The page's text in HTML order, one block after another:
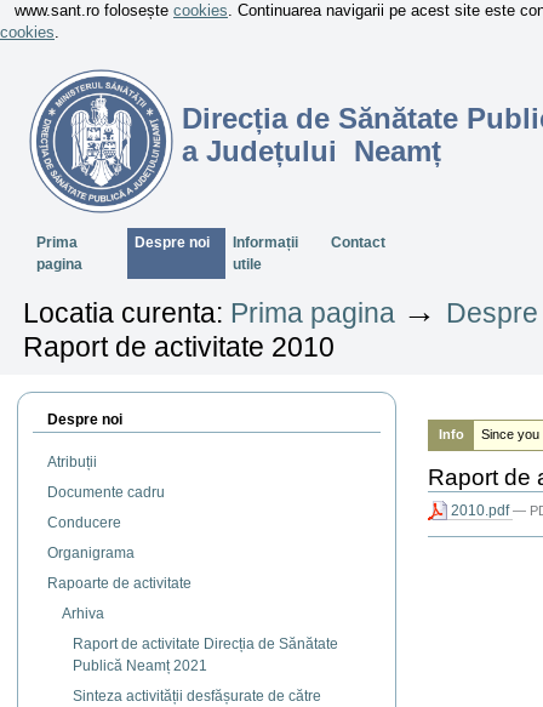
www.sant.ro folosește cookies. Continuarea navigarii pe acest site este
cookies.
Direcția de Sănătate
a Județului Neamț
SectiuniPrima
pagina
Despre noi
Informații
utile
Contact
Locatia curenta: Prima pagina →
Raport de activitate 2010
Despre noi
Atribuții
Documente cadru
Conducere
Organigrama
Rapoarte de activitate
Arhiva
Raport de activitate Direcția de Sănătate
Publică Neamț 2021
Sinteza activității desfășurate de către
Info Since you
Raport de
2010.pdf—